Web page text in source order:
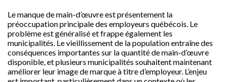
Le manque de main-d’œuvre est présentement la
préoccupation principale des employeurs québécois. Le
problème est généralisé et frappe également les
municipalités. Le vieillissement de la population entraîne des
conséquences importantes sur la quantité de main-d’œuvre
disponible, et plusieurs municipalités souhaitent maintenant
améliorer leur image de marque à titre d’employeur. L’enjeu